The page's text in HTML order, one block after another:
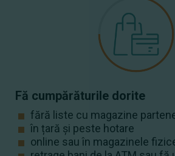
Fă cumpărăturile dorite
fără liste cu magazine
în țară și peste hotare
online sau în magazinele